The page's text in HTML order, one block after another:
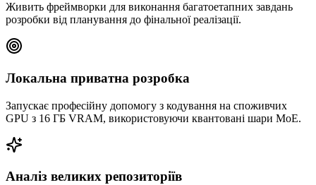
Живить фреймворки для виконання багатоетапних завдань
розробки від планування до фінальної реалізації.
Локальна приватна розробка
Запускає професійну допомогу з кодування на споживчих
GPU з 16 ГБ VRAM, використовуючи квантовані шари MoE.
Аналіз великих репозиторіїв